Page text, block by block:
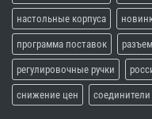
настольные корпуса
программа поставок
регулировочные ручки
снижение цен соединители